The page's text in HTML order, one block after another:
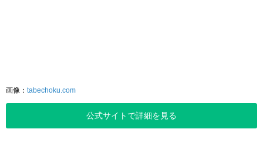
画像： tabechoku.com
公式サイトで詳細を見る